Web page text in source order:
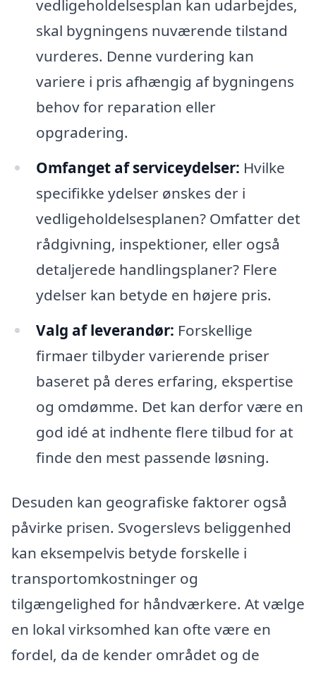
vedligeholdelsesplan kan udarbejdes,
skal bygningens nuværende tilstand
vurderes. Denne vurdering kan
variere i pris afhængig af bygningens
behov for reparation eller
opgradering.
Omfanget af serviceydelser: Hvilke
specifikke ydelser ønskes der i
vedligeholdelsesplanen? Omfatter det
rådgivning, inspektioner, eller også
detaljerede handlingsplaner? Flere
ydelser kan betyde en højere pris.
Valg af leverandør: Forskellige
firmaer tilbyder varierende priser
baseret på deres erfaring, ekspertise
og omdømme. Det kan derfor være en
god idé at indhente flere tilbud for at
finde den mest passende løsning.
Desuden kan geografiske faktorer også
påvirke prisen. Svogerslevs beliggenhed
kan eksempelvis betyde forskelle i
transportomkostninger og
tilgængelighed for håndværkere. At vælge
en lokal virksomhed kan ofte være en
fordel, da de kender området og de